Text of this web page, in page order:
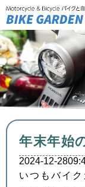
年末年始
2024-12-28
いつもバイ